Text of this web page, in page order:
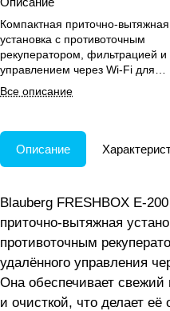
Компактная приточно-вытяжная
установка с противоточным
рекуператором, фильтрацией и
управлением через Wi-Fi для
комфортной вентиляции
квартиры.
Все описание
Описание
Blauberg FRESHBOX E-
приточно-вытяжная
противоточным
удалённого управления
Она обеспечивает свежий
и очисткой, что делает